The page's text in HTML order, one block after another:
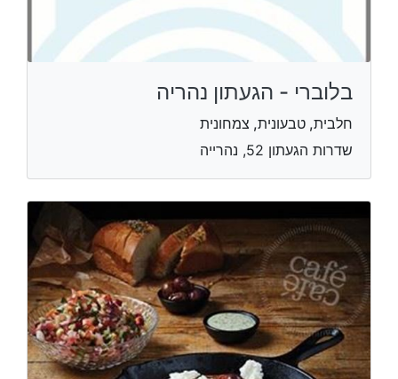
בלוברי - הגעתון נהריה
חלבית, טבעונית, צמחונית
שדרות הגעתון 52, נהרייה